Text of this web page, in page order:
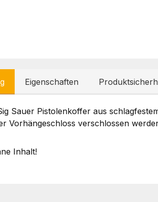
Eigenschaften
Sauer Pistolenkoffer aus
Vorhängeschloss verschlossen
Inhalt!